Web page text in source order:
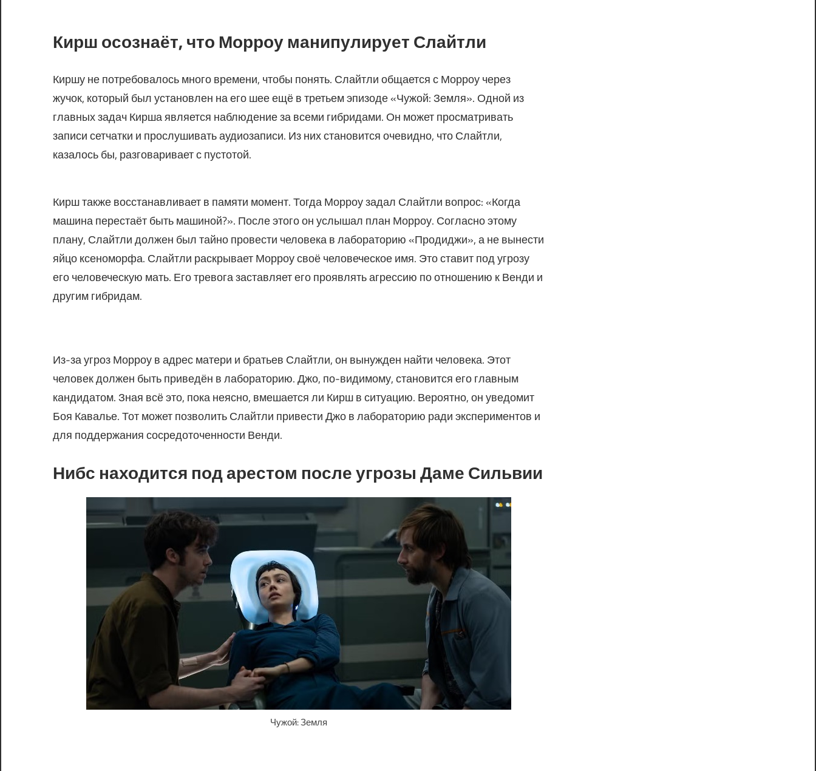
Кирш осознаёт, что Морроу манипулирует Слайтли
Киршу не потребовалось много времени, чтобы понять. Слайтли общается с Морроу через
жучок, который был установлен на его шее ещё в третьем эпизоде «Чужой: Земля». Одной из
главных задач Кирша является наблюдение за всеми гибридами. Он может просматривать
записи сетчатки и прослушивать аудиозаписи. Из них становится очевидно, что Слайтли,
казалось бы, разговаривает с пустотой.
Кирш также восстанавливает в памяти момент. Тогда Морроу задал Слайтли вопрос: «Когда
машина перестаёт быть машиной?». После этого он услышал план Морроу. Согласно этому
плану, Слайтли должен был тайно провести человека в лабораторию «Продиджи», а не вынести
яйцо ксеноморфа. Слайтли раскрывает Морроу своё человеческое имя. Это ставит под угрозу
его человеческую мать. Его тревога заставляет его проявлять агрессию по отношению к Венди и
другим гибридам.
Из-за угроз Морроу в адрес матери и братьев Слайтли, он вынужден найти человека. Этот
человек должен быть приведён в лабораторию. Джо, по-видимому, становится его главным
кандидатом. Зная всё это, пока неясно, вмешается ли Кирш в ситуацию. Вероятно, он уведомит
Боя Кавалье. Тот может позволить Слайтли привести Джо в лабораторию ради экспериментов и
для поддержания сосредоточенности Венди.
Нибс находится под арестом после угрозы Даме Сильвии
Чужой: Земля